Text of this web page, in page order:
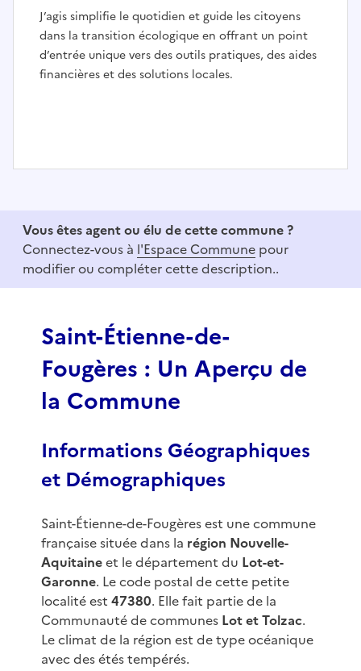
J’agis simplifie le quotidien et guide les citoyens
dans la transition écologique en offrant un point
d’entrée unique vers des outils pratiques, des aides
financières et des solutions locales.
f
Vous êtes agent ou élu de cette commune ?
Connectez-vous à l'Espace Commune pour
modifier ou compléter cette description..
Saint-Étienne-de-
Fougères : Un Aperçu de
la Commune
Informations Géographiques
et Démographiques
Saint-Étienne-de-Fougères est une commune
française située dans la région Nouvelle-
Aquitaineet le département du Lot-et-
Garonne. Le code postal de cette petite
localité est 47380. Elle fait partie de la
Communauté de communes Lot et Tolzac.
Le climat de la région est de type océanique
avec des étés tempérés.